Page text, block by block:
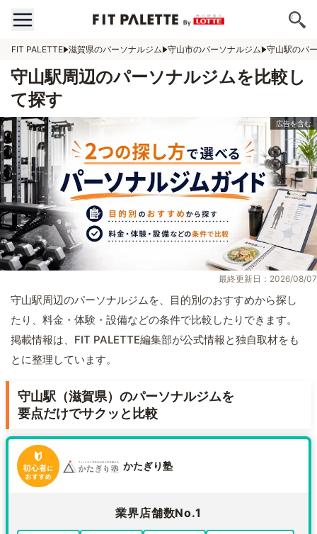
FIT PALETTE 滋賀県のパーソナルジム 守山市のパーソナルジム 守山駅のパ
守山駅周辺のパーソナルジムを比較し
て探す
最終更新日：2026/08/07
守山駅周辺のパーソナルジムを、目的別のおすすめから探し
たり、料金・体験・設備などの条件で比較したりできます。
掲載情報は、FIT PALETTE編集部が公式情報と独自取材をも
とに整理しています。
守山駅（滋賀県）のパーソナルジムを
要点だけでサクッと比較
かたぎり塾
業界店舗数No.1